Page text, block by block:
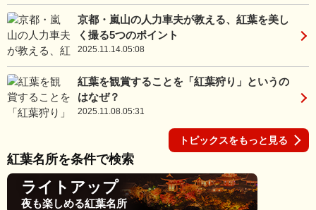
京都・嵐山の人力車夫が教える、紅葉を美し
く撮る5つのポイント
2025.11.14.05:08
紅葉を観賞することを「紅葉狩り」というの
はなぜ？
2025.11.08.05:31
トピックスをもっと見る
紅葉名所を条件で検索
ライトアップ
夜も楽しめる紅葉名所